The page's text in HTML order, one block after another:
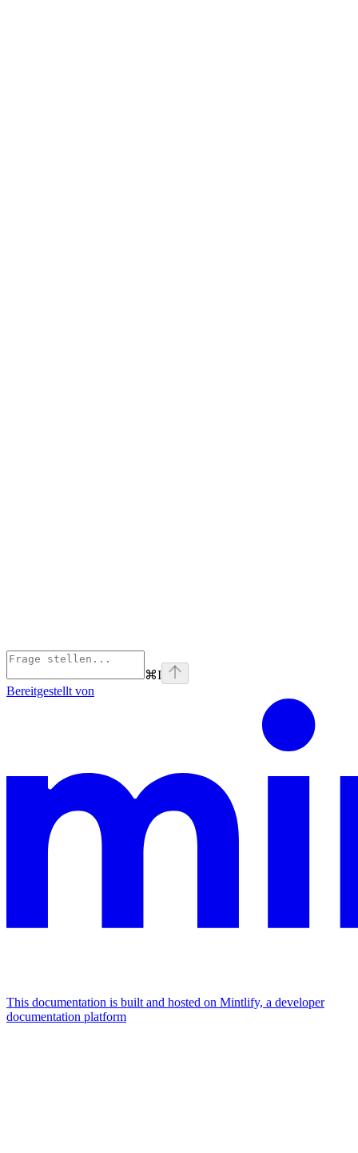
⌘I
Bereitgestellt von
This documentation is built and hosted on Mintlify, a developer
documentation platform